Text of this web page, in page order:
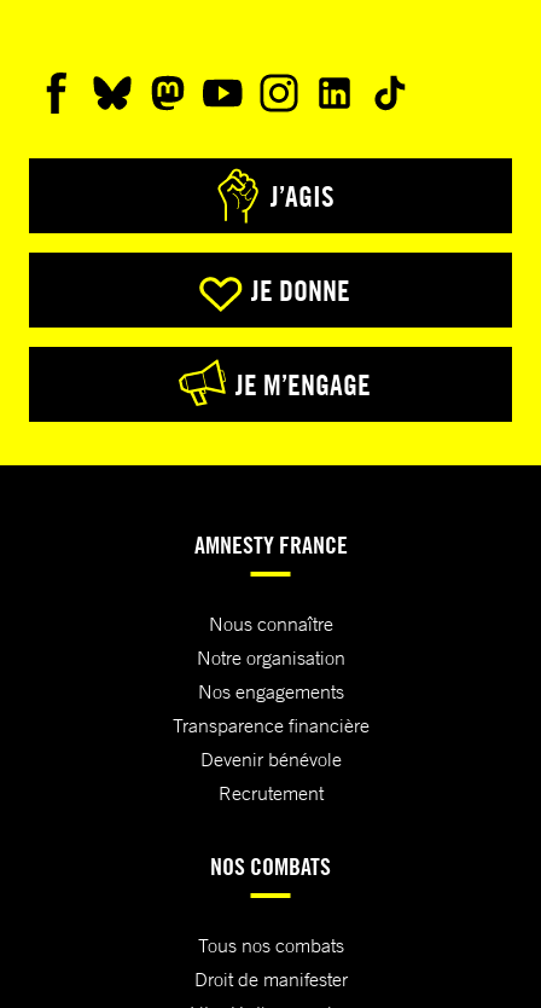
J’AGIS
JE DONNE
JE M’ENGAGE
AMNESTY FRANCE
Nous connaître
Notre organisation
Nos engagements
Transparence financière
Devenir bénévole
Recrutement
NOS COMBATS
Tous nos combats
Droit de manifester